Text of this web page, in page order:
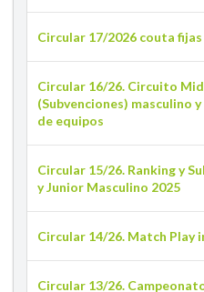
Circular 17/2026 couta
Circular 16/26. Circuito
(Subvenciones) masculino
de equipos
Circular 15/26. Ranking y
y Junior Masculino 2025
Circular 14/26. Match Play
Circular 13/26.